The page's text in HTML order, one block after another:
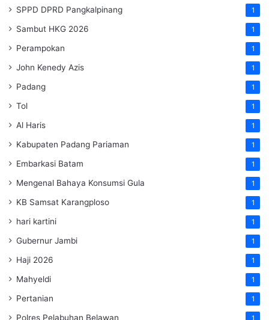
SPPD DPRD Pangkalpinang 1
Sambut HKG 2026 1
Perampokan 1
John Kenedy Azis 1
Padang 1
Tol 1
Al Haris 1
Kabupaten Padang Pariaman 1
Embarkasi Batam 1
Mengenal Bahaya Konsumsi Gula 1
KB Samsat Karangploso 1
hari kartini 1
Gubernur Jambi 1
Haji 2026 1
Mahyeldi 1
Pertanian 1
Polres Pelabuhan Belawan 1